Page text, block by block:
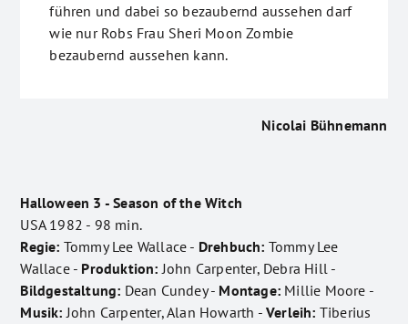
führen und dabei so bezaubernd aussehen darf
wie nur Robs Frau Sheri Moon Zombie
bezaubernd aussehen kann.
Nicolai Bühnemann
Halloween 3 - Season of the Witch
USA 1982 - 98 min.
Regie: Tommy Lee Wallace - Drehbuch: Tommy Lee
Wallace - Produktion: John Carpenter, Debra Hill -
Bildgestaltung: Dean Cundey - Montage: Millie Moore -
Musik: John Carpenter, Alan Howarth -Verleih: Tiberius